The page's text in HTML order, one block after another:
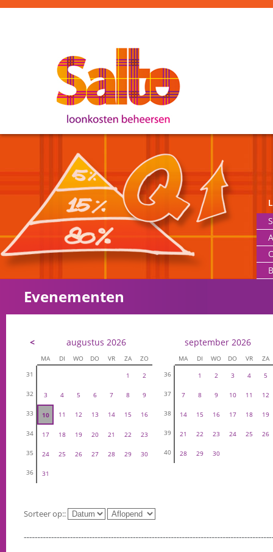
Evenementen
< augustus 2026
MA DI WO DO VR ZA
ZO
31
1 2
32 3 4 5 6 7 8 9
33 10 11 12 13 14 15 16
34 17 18 19 20 21 22 23
35 24 25 26 27 28 29 30
36 31
september 2026
MA DI WO DO VR
ZA
36
1 2 3 4 5
37 7 8 9 10 11 12
38 14 15 16 17 18 19
39 21 22 23 24 25 26
40 28 29 30
Sorteer op::